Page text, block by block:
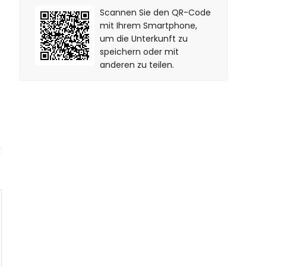
Scannen Sie den QR-Code
mit Ihrem Smartphone,
um die Unterkunft zu
speichern oder mit
anderen zu teilen.